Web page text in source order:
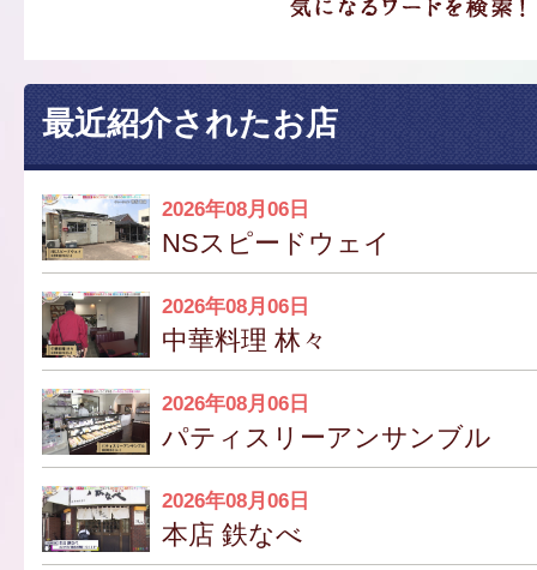
最近紹介されたお店
2026年08月06日
NSスピードウェイ
2026年08月06日
中華料理 林々
2026年08月06日
パティスリーアンサンブル
2026年08月06日
本店 鉄なべ